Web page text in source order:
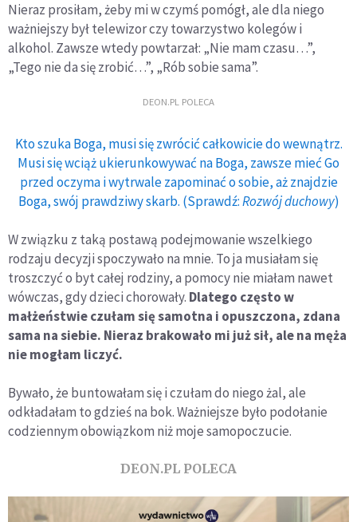
Nieraz prosiłam, żeby mi w czymś pomógł, ale dla niego
ważniejszy był telewizor czy towarzystwo kolegów i
alkohol. Zawsze wtedy powtarzał: „Nie mam czasu…”,
„Tego nie da się zrobić…”, „Rób sobie sama”.
DEON.PL POLECA
Kto szuka Boga, musi się zwrócić całkowicie do wewnątrz.
Musi się wciąż ukierunkowywać na Boga, zawsze mieć Go
przed oczyma i wytrwale zapominać o sobie, aż znajdzie
Boga, swój prawdziwy skarb. (Sprawdź:Rozwój duchowy)
W związku z taką postawą podejmowanie wszelkiego
rodzaju decyzji spoczywało na mnie. To ja musiałam się
troszczyć o byt całej rodziny, a pomocy nie miałam nawet
wówczas, gdy dzieci chorowały. Dlatego często w
małżeństwie czułam się samotna i opuszczona, zdana
sama na siebie. Nieraz brakowało mi już sił, ale na męża
nie mogłam liczyć.
Bywało, że buntowałam się i czułam do niego żal, ale
odkładałam to gdzieś na bok. Ważniejsze było podołanie
codziennym obowiązkom niż moje samopoczucie.
DEON.PL POLECA